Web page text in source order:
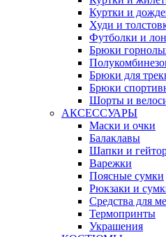
Куртки и
Худи и
Футболки и
Брюки
Брюки для
Брюки
Шорты и
АКСЕССУАРЫ
Маски и очки
Балаклавы
Шапки и
Варежки
Поясные сумки
Рюкзаки и
Средства для
Термопринты
Украшения